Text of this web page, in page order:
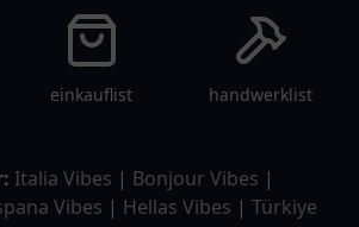
einkauflist handwerklist
Italia Vibes | Bonjour Vibes |
Vibes | Hellas Vibes | Türkiye